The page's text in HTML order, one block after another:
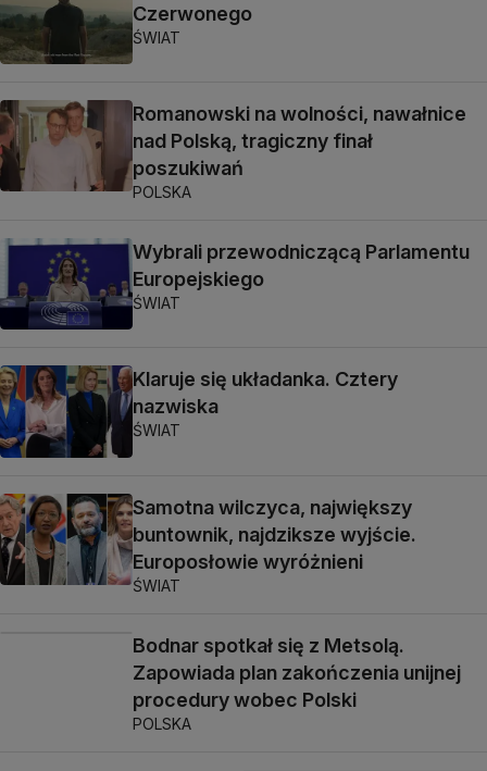
Czerwonego
ŚWIAT
Romanowski na wolności, nawałnice
nad Polską, tragiczny finał
poszukiwań
POLSKA
Wybrali przewodniczącą Parlamentu
Europejskiego
ŚWIAT
Klaruje się układanka. Cztery
nazwiska
ŚWIAT
Samotna wilczyca, największy
buntownik, najdziksze wyjście.
Europosłowie wyróżnieni
ŚWIAT
Bodnar spotkał się z Metsolą.
Zapowiada plan zakończenia unijnej
procedury wobec Polski
POLSKA